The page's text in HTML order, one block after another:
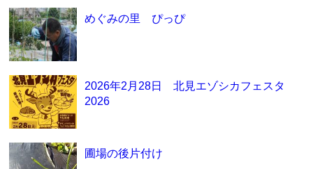
めぐみの里 ぴっぴ
2026年2月28日 北見エゾシカフェスタ
2026
圃場の後片付け